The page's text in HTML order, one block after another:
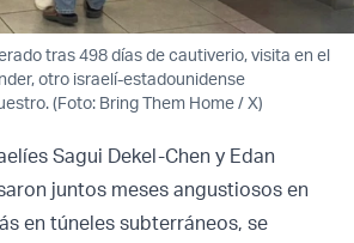
tras 498 días de cautiverio, visita en el
otro israelí-estadounidense
(Foto: Bring Them Home / X)
Sagui Dekel-Chen y Edan
juntos meses angustiosos en
en túneles subterráneos, se